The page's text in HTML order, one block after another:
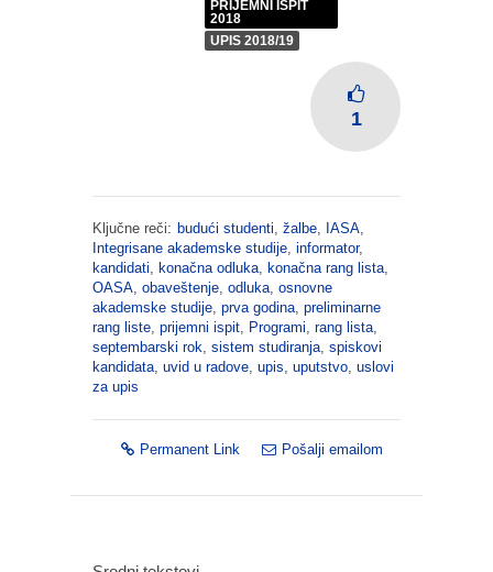
PRIJEMNI ISPIT
2018
UPIS 2018/19
1
Ključne reči: budući studenti, žalbe, IASA,
Integrisane akademske studije, informator,
kandidati, konačna odluka, konačna rang lista,
OASA, obaveštenje, odluka, osnovne
akademske studije, prva godina, preliminarne
rang liste, prijemni ispit, Programi, rang lista,
septembarski rok, sistem studiranja, spiskovi
kandidata, uvid u radove, upis, uputstvo, uslovi
za upis
Permanent Link Pošalji emailom